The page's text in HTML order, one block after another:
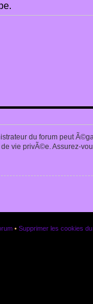
du forum peut
vie privÃ©e. Assurez-
• Supprimer les cookies